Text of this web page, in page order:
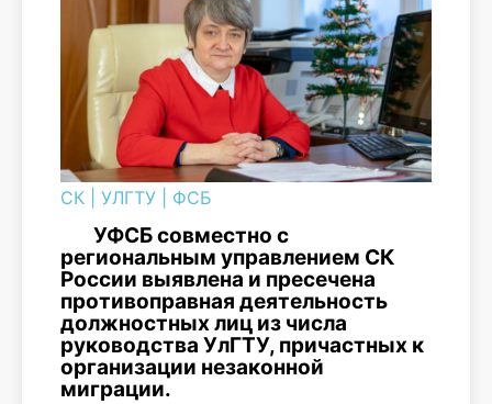
СК УЛГТУ ФСБ
УФСБ совместно с
региональным управлением СК
России выявлена и пресечена
противоправная деятельность
должностных лиц из числа
руководства УлГТУ, причастных к
организации незаконной
миграции.